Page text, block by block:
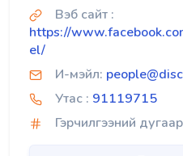
Вэб сайт :
https://
el/
И-мэйл:
Утас : 91119715
Гэрчилгээний